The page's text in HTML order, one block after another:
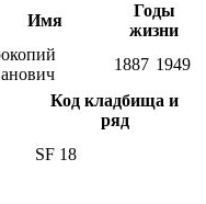
Имя
Годы
жизни
1887 1949
Код кладбища и
ряд
SF 18